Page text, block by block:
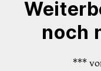
noch
***